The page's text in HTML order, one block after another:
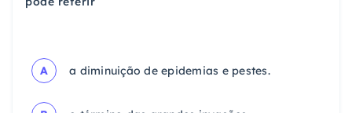
A a diminuição de epidemias e pestes.